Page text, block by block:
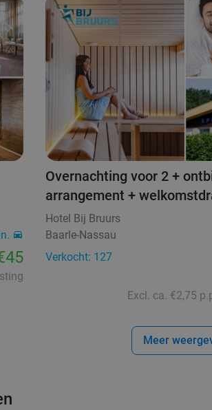
Overnachting voor 2 +
arrangement +
Hotel Bij Bruurs
Baarle-Nassau
Verkocht: 127
Excl. ca. €2,75
Meer